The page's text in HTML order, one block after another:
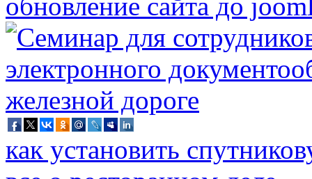
как установить